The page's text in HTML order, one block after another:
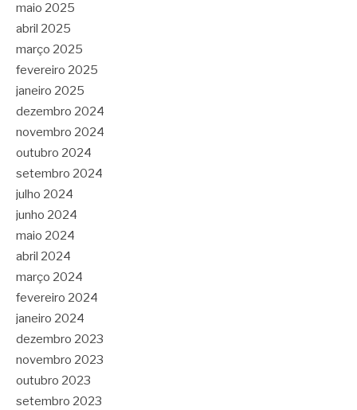
maio 2025
abril 2025
março 2025
fevereiro 2025
janeiro 2025
dezembro 2024
novembro 2024
outubro 2024
setembro 2024
julho 2024
junho 2024
maio 2024
abril 2024
março 2024
fevereiro 2024
janeiro 2024
dezembro 2023
novembro 2023
outubro 2023
setembro 2023